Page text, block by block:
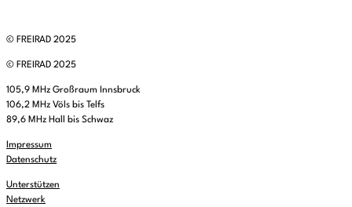
© FREIRAD 2025
© FREIRAD 2025
105,9 MHz Großraum Innsbruck
106,2 MHz Völs bis Telfs
89,6 MHz Hall bis Schwaz
Impressum
Datenschutz
Unterstützen
Netzwerk